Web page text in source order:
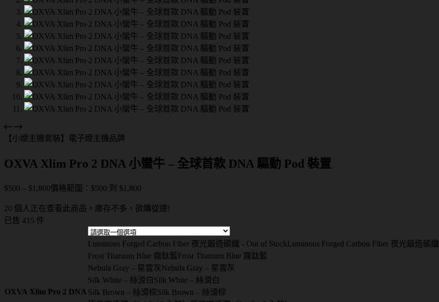
【小煙主機套裝】電子煙主機品牌
OXVA Xlim Pro 2 DNA 小蠻牛 – 全球首款 DNA 驅動 Pod 裝置
$500 – $ 1,800價格範圍：$500 到 $1,800
20 個人正在查看此商品，庫存不多，欲購從速!
已售 415 件
OXVA Xlim Pro 2 DNA
Luminous Forged Carbon Fiber 夜光鍛造碳纖 - Out of StockLuminous Forged Carbon Fiber 夜光鍛造碳纖
Frost Titanium Blue 霧鈦藍Frost Titanium Blue 霧鈦藍
Nebula Gray – 星雲灰Nebula Gray – 星雲灰
Silk White – 絲滑白Silk White – 絲滑白
Silk Brown – 絲滑棕Silk Brown – 絲滑棕